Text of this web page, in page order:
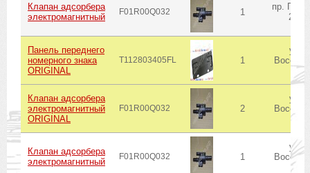
Клапан адсорбера
электромагнитный
F01R00Q032 1
пр.
206
Панель переднего
номерного знака
ORIGINAL
T112803405FL 1
ул.
20
Клапан адсорбера
электромагнитный
ORIGINAL
F01R00Q032 2
ул.
20
Клапан адсорбера
электромагнитный
F01R00Q032 1
ул.
20